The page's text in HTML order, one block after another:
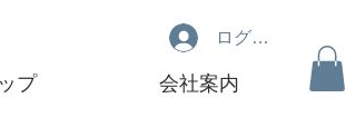
プ 会社案内
ログイン